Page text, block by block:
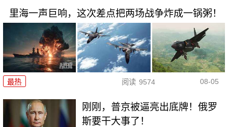
里海一声巨响，这次差点把两场战争炸成一锅粥！
最热 阅读 9574 08-05
刚刚，普京被逼亮出底牌！俄罗
斯要干大事了！